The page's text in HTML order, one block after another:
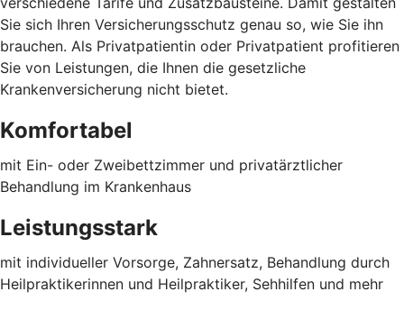
Sie sich Ihren Versicherungsschutz genau so, wie Sie ihn
brauchen. Als Privatpatientin oder Privatpatient profitieren
Sie von Leistungen, die Ihnen die gesetzliche
Krankenversicherung nicht bietet.
Komfortabel
mit Ein- oder Zweibettzimmer und privatärztlicher
Behandlung im Krankenhaus
Leistungsstark
mit individueller Vorsorge, Zahnersatz, Behandlung durch
Heilpraktikerinnen und Heilpraktiker, Sehhilfen und mehr